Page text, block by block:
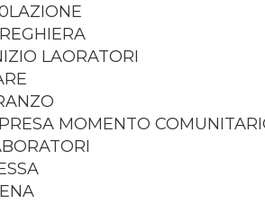
LAORATORI
MOMENTO